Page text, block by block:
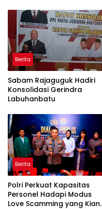
Monyet, Harimau, dan
Beruang Terhadap Warga
Berita
Sabam Rajaguguk Hadiri
Konsolidasi Gerindra
Labuhanbatu
Berita
Polri Perkuat Kapasitas
Personel Hadapi Modus
Love Scamming yang Kian